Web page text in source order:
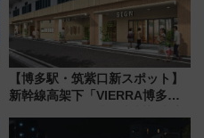
【博多駅・筑紫口新スポット】
新幹線高架下「VIERRA博多テ
など注目の全6店舗 「博多活憩